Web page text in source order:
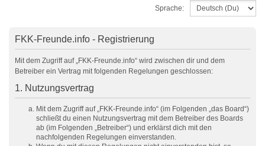
Sprache:
FKK-Freunde.info - Registrierung
Mit dem Zugriff auf „FKK-Freunde.info“ wird zwischen dir und dem
Betreiber ein Vertrag mit folgenden Regelungen geschlossen:
1. Nutzungsvertrag
Mit dem Zugriff auf „FKK-Freunde.info“ (im Folgenden „das Board“)
schließt du einen Nutzungsvertrag mit dem Betreiber des Boards
ab (im Folgenden „Betreiber“) und erklärst dich mit den
nachfolgenden Regelungen einverstanden.